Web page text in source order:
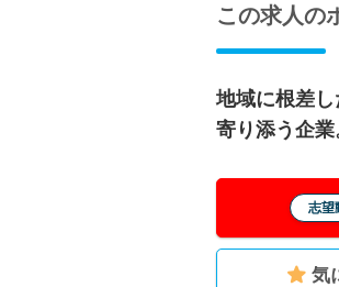
この求人の
地域に根差
寄り添う企
志望
気